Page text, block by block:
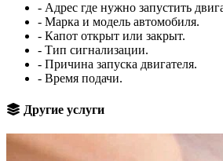
- Адрес где нужно запустить
- Марка и модель автомобиля.
- Капот открыт или закрыт.
- Тип сигнализации.
- Причина запуска двигателя.
- Время подачи.
Другие услуги